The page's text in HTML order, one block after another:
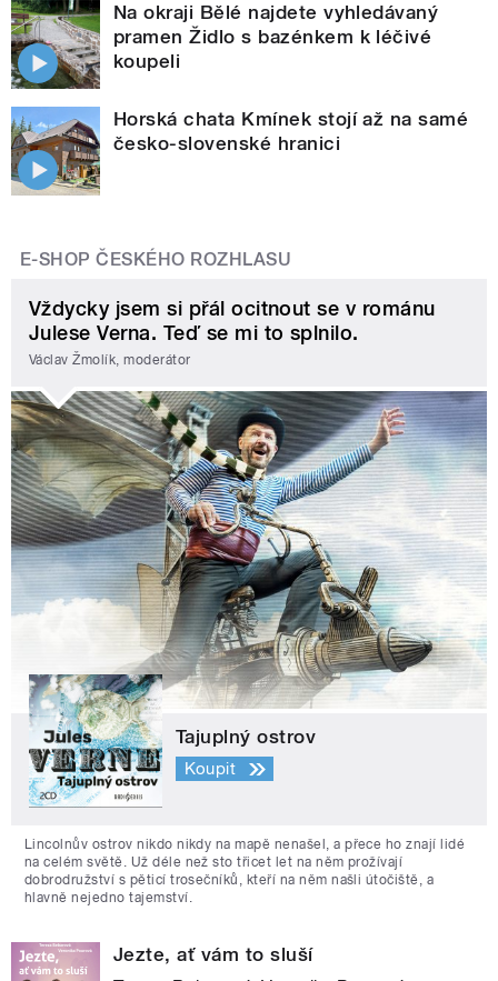
Na okraji Bělé najdete vyhledávaný
pramen Židlo s bazénkem k léčivé
koupeli
Horská chata Kmínek stojí až na samé
česko-slovenské hranici
E-SHOP ČESKÉHO ROZHLASU
Vždycky jsem si přál ocitnout se v románu
Julese Verna. Teď se mi to splnilo.
Václav Žmolík, moderátor
Tajuplný ostrov
Koupit
Lincolnův ostrov nikdo nikdy na mapě nenašel, a přece ho znají lidé
na celém světě. Už déle než sto třicet let na něm prožívají
dobrodružství s pěticí trosečníků, kteří na něm našli útočiště, a
hlavně nejedno tajemství.
Jezte, ať vám to sluší